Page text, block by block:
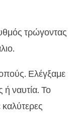
τρώγοντας
Ελέγξαμε
ή ναυτία. Το